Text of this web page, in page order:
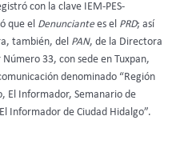
con la clave IEM-PES-
que el Denunciantees el PRD; así
también, del PAN, de la Directora
33, con sede en Tuxpan,
denominado “Región
El Informador, Semanario de
Informador de Ciudad Hidalgo”.